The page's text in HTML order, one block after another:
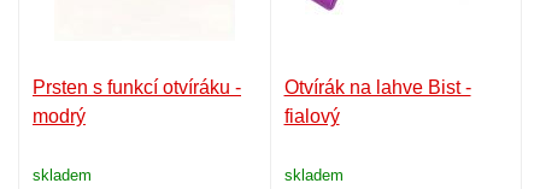
Prsten s funkcí otvíráku -
modrý
skladem
Otvírák na lahve Bist -
fialový
skladem